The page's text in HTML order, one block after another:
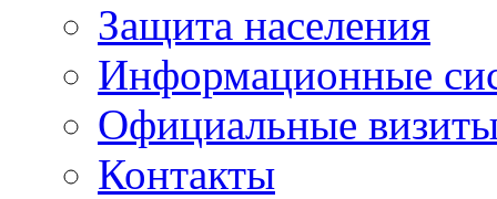
Защита населения
Информационные
Официальные
Контакты